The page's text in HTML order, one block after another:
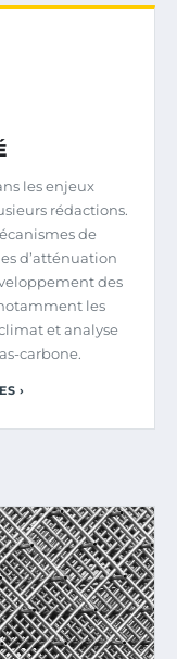
les enjeux
rédactions.
de
d’atténuation
des
les
et analyse
carbone.
›